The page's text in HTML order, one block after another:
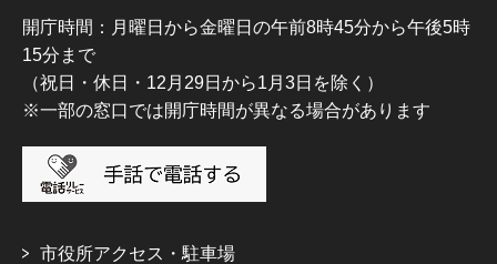
開庁時間：月曜日から金曜日の午前8時45分から午後5時
15分まで
（祝日・休日・12月29日から1月3日を除く）
※一部の窓口では開庁時間が異なる場合があります
市役所アクセス・駐車場